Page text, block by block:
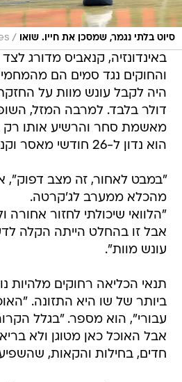
סיוט בלתי נגמר, שמסכן את חייו. שואו /
באינדונזיה, קנאביס מדורג
והחוקים נגד סמים הם
דולר בלבד. למרבה המזל,
מאשמת סחר והרשיע אותו
הוא נדון ל-26 חודשי מאסר וקנס של 50,000 דולר.
"במבט לאחור, זה מצב דפוק",
מהכלא ממערב לג'קרטה.
"הלוואי שיכולתי לחזור אחורה
אבל זו בהחלט הייתה הקלה
עונש מוות".
תנאי הכליאה רחוקים מלהיות
ביותר של שו היא התזונה.
עבורי", הוא מספר. "בגלל
אבל האוכל כאן מטוגן ולא
חדים, בחילות והקאות,